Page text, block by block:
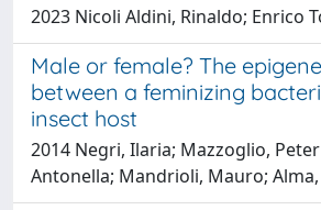
2023 Nicoli Aldini, Rinaldo; Enrico
Male or female? The
between a feminizing
insect host
2014 Negri, Ilaria; Mazzoglio, Peter
Antonella; Mandrioli, Mauro;